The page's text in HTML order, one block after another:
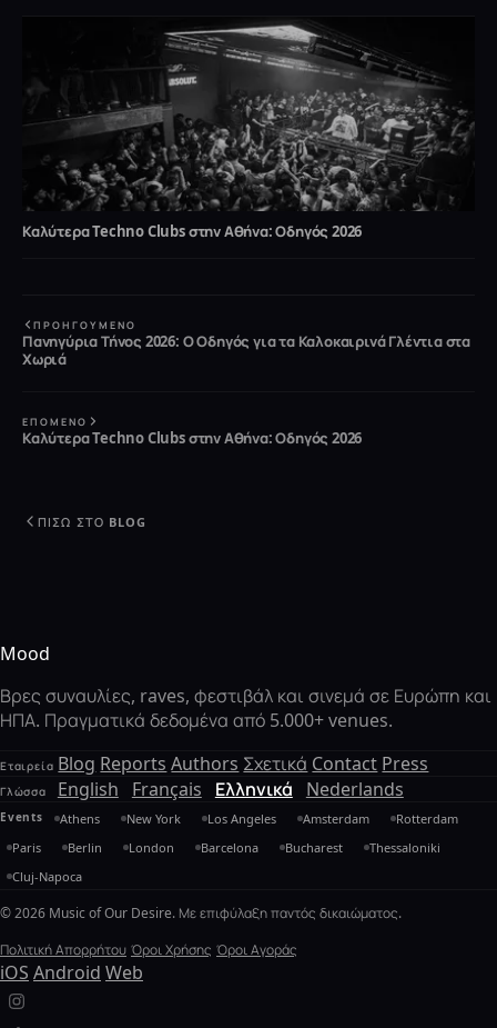
Καλύτερα Techno Clubs στην Αθήνα: Οδηγός 2026
ΠΡΟΗΓΟΎΜΕΝΟ
Πανηγύρια Τήνος 2026: Ο Οδηγός για τα Καλοκαιρινά Γλέντια στα
Χωριά
ΕΠΌΜΕΝΟ
Καλύτερα Techno Clubs στην Αθήνα: Οδηγός 2026
ΠΊΣΩ ΣΤΟ BLOG
Mood
Βρες συναυλίες, raves, φεστιβάλ και σινεμά σε Ευρώπη και
ΗΠΑ. Πραγματικά δεδομένα από 5.000+ venues.
Εταιρεία Blog Reports Authors Σχετικά Contact Press
Γλώσσα English Français Ελληνικά Nederlands
Events Athens New York Los Angeles Amsterdam
Rotterdam
Paris
Berlin London Barcelona Bucharest
Thessaloniki
Cluj-Napoca
© 2026 Music of Our Desire. Με επιφύλαξη παντός δικαιώματος.
Πολιτική Απορρήτου Όροι Χρήσης Όροι Αγοράς
iOS Android Web